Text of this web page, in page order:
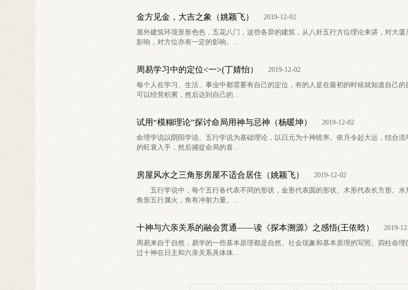
金方见金，大吉之象（姚颖飞） 2019-12-02
屋外建筑环境形形色色，五花八门，这些各异的建筑，从八卦五行方位理论来讲，对
影响，对方位亦有一定的影响。...
周易学习中的定位<一>(丁婧怡） 2019-12-02
每个人在学习、生活、事业中都需要有自己的定位，有的人是在最初的时候就知道自己
可以经营积累，然后达到自己的...
试用“模糊理论”探讨命局用神与忌神（杨暖坤） 2019-12-02
命理学说以阴阳学说、五行学说为基础理论，以日元为十神统率。依月令起大运，结合
的旺衰入手，然后捕捉命局的喜...
房屋风水之三角形房屋不适合居住（姚颖飞） 2019-12-02
五行学说中，每个五行各代表不同的形状，金形代表圆的形状。木形代表长方形。水
角形五行属火，角有冲射力量。...
十神与六亲关系的融会贯通——读《探本溯源》之感悟(王依晗） 2019-
周易来自于自然，易学的一些基本原理都是自然、社会现象和基本原理的写照。四柱命
过十神在日主和六亲关系具体体...